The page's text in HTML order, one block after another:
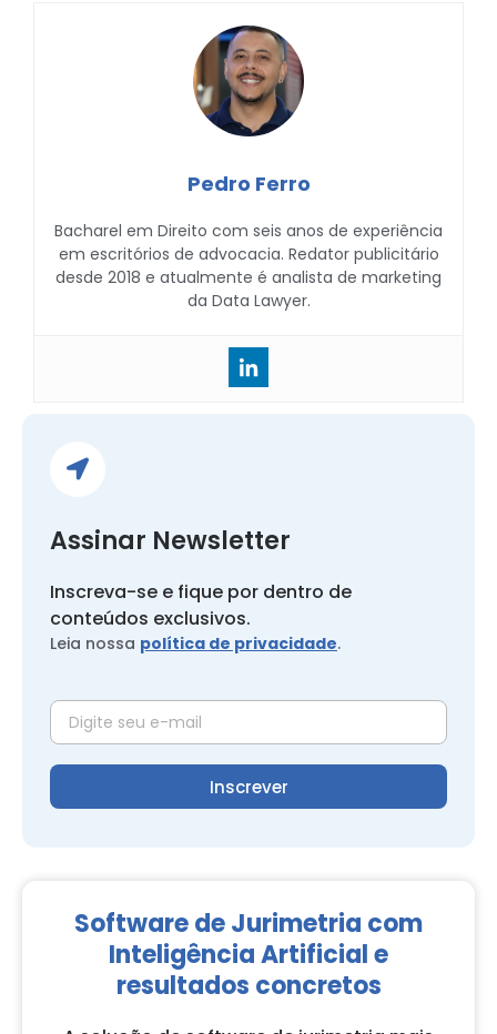
Pedro Ferro
Bacharel em Direito com seis anos de experiência
em escritórios de advocacia. Redator publicitário
desde 2018 e atualmente é analista de marketing
da Data Lawyer.
Assinar Newsletter
Inscreva-se e fique por dentro de
conteúdos exclusivos.
Leia nossa política de privacidade.
Inscrever
Software de Jurimetria com
Inteligência Artificial e
resultados concretos